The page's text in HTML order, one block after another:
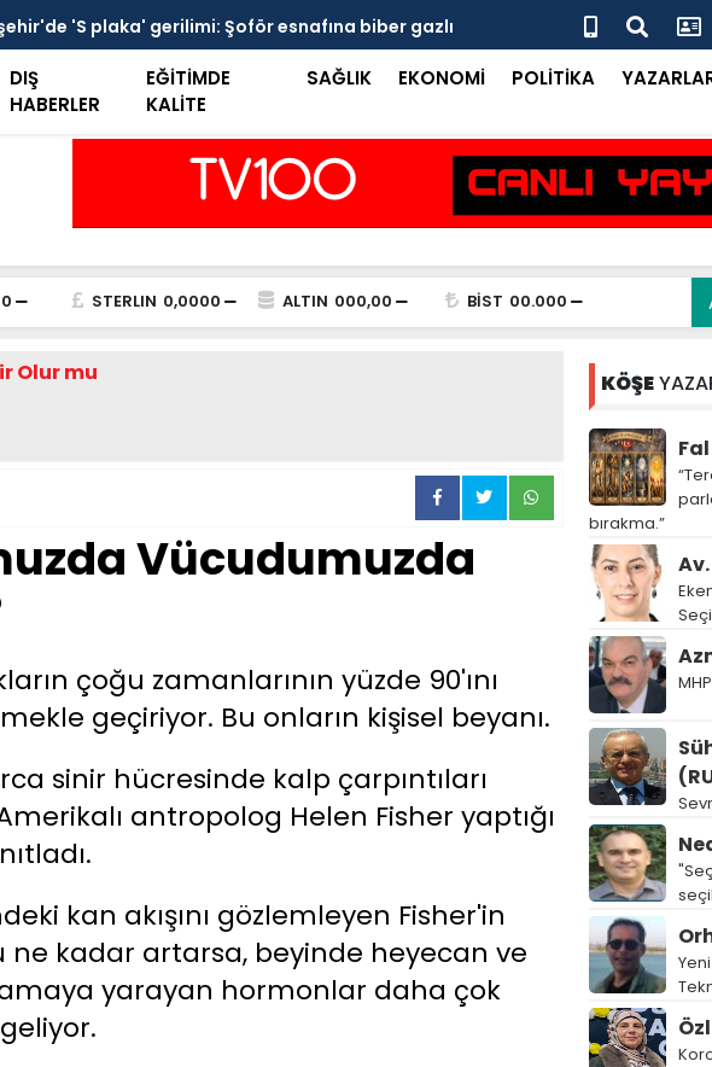
'S plaka' gerilimi: Şoför esnafına biber gazlı
Mersin Sinema Ofisi
DIŞ
HABERLER
EĞİTİMDE
KALİTE
SAĞLIK EKONOMİ POLİTİKA
STERLIN 0,0000 ALTIN 000,00 BİST 00.000
Olur mu
Vücudumuzda
çoğu zamanlarının yüzde 90'ını
geçiriyor. Bu onların kişisel beyanı.
sinir hücresinde kalp çarpıntıları
antropolog Helen Fisher yaptığı
kan akışını gözlemleyen Fisher'in
ne kadar artarsa, beyinde heyecan ve
yarayan hormonlar daha çok
KÖŞE
bırakma.”
Av.